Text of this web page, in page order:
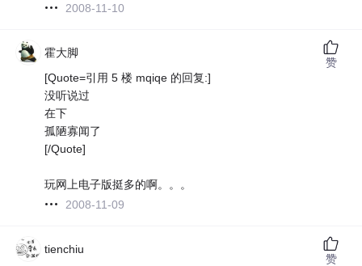
2008-11-10
霍大脚
[Quote=引用 5 楼 mqiqe 的回复:]
没听说过
在下
孤陋寡闻了
[/Quote]
玩网上电子版挺多的啊。。。
2008-11-09
赞
tienchiu
赞